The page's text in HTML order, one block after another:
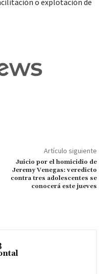
o explotación de
Artículo siguiente
Juicio por el homicidio de
Jeremy Venegas: veredicto
contra tres adolescentes se
conocerá este jueves